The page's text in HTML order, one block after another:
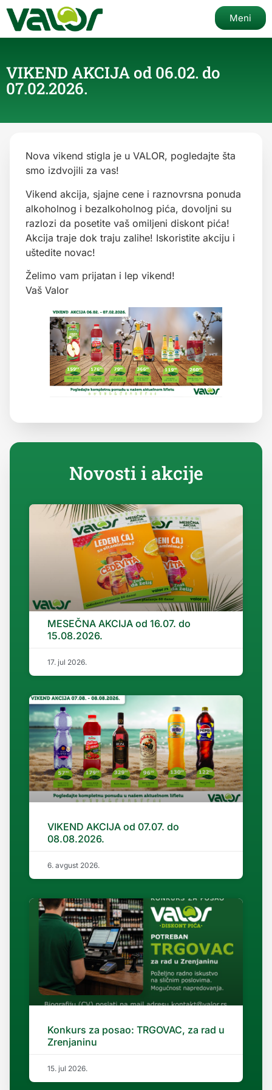
Meni
VIKEND AKCIJA od 06.02. do
07.02.2026.
Nova vikend stigla je u VALOR, pogledajte šta
smo izdvojili za vas!
Vikend akcija, sjajne cene i raznovrsna ponuda
alkoholnog i bezalkoholnog pića, dovoljni su
razlozi da posetite vaš omiljeni diskont pića!
Akcija traje dok traju zalihe! Iskoristite akciju i
uštedite novac!
Želimo vam prijatan i lep vikend!
Vaš Valor
Novosti i akcije
MESEČNA AKCIJA od 16.07. do
15.08.2026.
17. jul 2026.
VIKEND AKCIJA od 07.07. do
08.08.2026.
6. avgust 2026.
Konkurs za posao: TRGOVAC, za rad u
Zrenjaninu
15. jul 2026.